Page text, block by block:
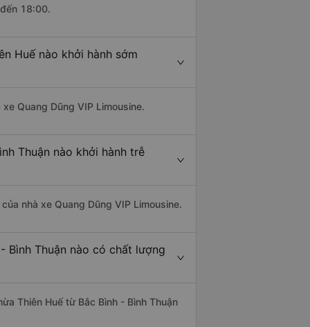
18:00.
Huế nào khởi hành sớm
Quang Dũng VIP Limousine.
Thuận nào khởi hành trễ
nhà xe Quang Dũng VIP Limousine.
Bình Thuận nào có chất lượng
Thiên Huế từ Bắc Bình - Bình Thuận